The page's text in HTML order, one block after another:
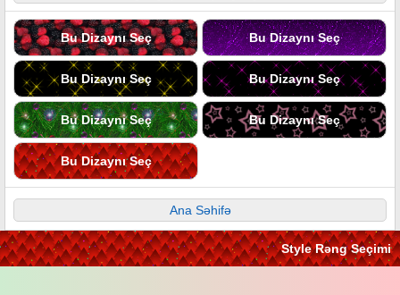
Bu Dizaynı Seç Bu Dizaynı Seç
Bu Dizaynı Seç Bu Dizaynı Seç
Bu Dizaynı Seç Bu Dizaynı Seç
Bu Dizaynı Seç
Ana Səhifə
Style Rəng Seçimi